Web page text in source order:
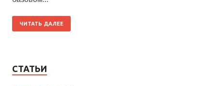
ЧИТАТЬ ДАЛЕЕ
СТАТЬИ